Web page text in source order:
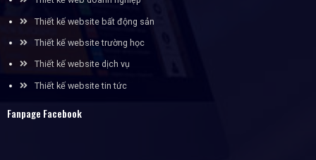
Thiết kế website bất động sản
Thiết kế website trường học
Thiết kế website dịch vụ
Thiết kế website tin tức
Fanpage Facebook